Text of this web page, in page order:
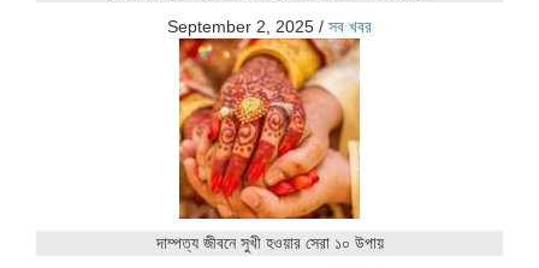
September 2, 2025 / সব খবর
দাম্পত্য জীবনে সুখী হওয়ার সেরা ১০ উপায়